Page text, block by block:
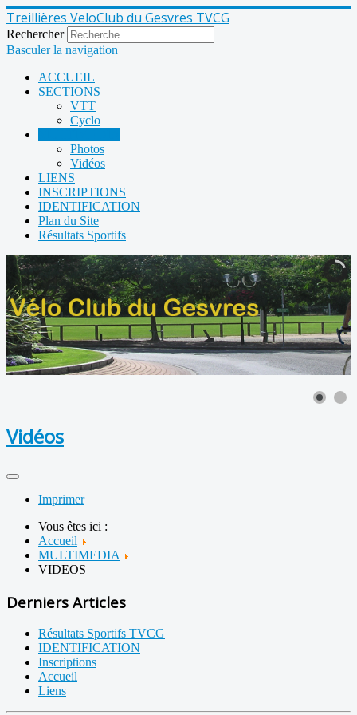
Treillières VeloClub du Gesvres TVCG
Rechercher
Basculer la navigation
ACCUEIL
SECTIONS
VTT
Cyclo
Photos
Vidéos
LIENS
INSCRIPTIONS
IDENTIFICATION
Plan du Site
Résultats Sportifs
Vidéos
Imprimer
Vous êtes ici :
Accueil
MULTIMEDIA
VIDEOS
Derniers Articles
Résultats Sportifs TVCG
IDENTIFICATION
Inscriptions
Accueil
Liens